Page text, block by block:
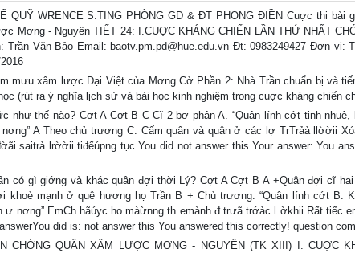
QUỸ WRENCE S.TING PHÒNG GD & ĐT PHONG ĐIỀN Cuợc thi bài
Mơng - Nguyên TIẾT 24: I.CUỢC KHÁNG CHIẾN LẦN THỨ NHẤT
Trần Văn Bảo Email: baotv.pm.pd@hue.edu.vn Đt: 0983249427 Đơn vị:
mưu xâm lược Đại Việt của Mơng Cở Phần 2: Nhà Trần chuẩn bị và
(rút ra ý nghĩa lịch sử và bài học kinh nghiệm trong cuợc kháng chiến
như thế nào? Cợt A Cợt B C Cĩ 2 bợ phận A. “Quân lính cớt tinh nhuệ,
A Theo chủ trương C. Cấm quân và quân ở các lợ TrTrảả llờờii
saitrả lrờờii tiđếúpng tục You did not answer this Your answer: You
có gì giớng và khác quân đợi thời Lý? Cợt A Cợt B A +Quân đợi cĩ
khoẻ mạnh ở quê hương họ Trần B + Chủ trương: “Quân lính cớt B.
ư nơng” EmCh hãúyc ho màừnng th emành đ trưã trớảc l ờkhii Rất tiếc
did is: not answer this You answered this correctly! question
CHỚNG QUÂN XÂM LƯỢC MƠNG - NGUYÊN (TK XIII) I. CUỢC